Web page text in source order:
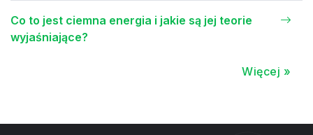
Co to jest ciemna energia i jakie są jej teorie
wyjaśniające?
Więcej »